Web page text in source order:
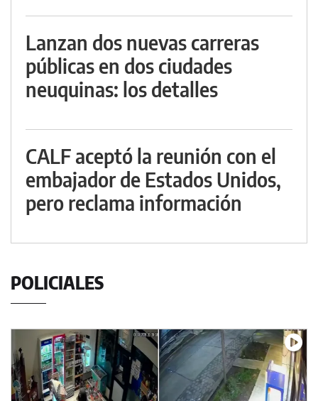
Lanzan dos nuevas carreras
públicas en dos ciudades
neuquinas: los detalles
CALF aceptó la reunión con el
embajador de Estados Unidos,
pero reclama información
POLICIALES